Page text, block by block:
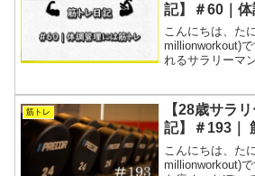
記】＃60｜
こんにちは、た
millionworkout)
れるサラリーマ
す。今週は一気
の空気が冷たく...
筋トレ
【28歳サラ
記】＃193｜
こんにちは、た
millionworkout)